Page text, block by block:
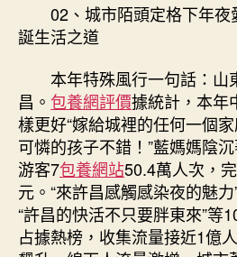
02、城市陌頭定格下年
誕生活之道
本年特殊風行一句話：山
昌。 包養網評價據統計，本年
樣更好“嫁給城裡的任何一個
可憐的孩子不錯！”藍媽媽陰
游客7包養網站50.4萬人次，
元。“來許昌感觸感染夜的魅
“許昌的快活不只要胖東來”等
占據熱榜，收集流量接近1億